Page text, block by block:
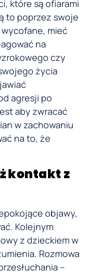
które są ofiarami
to poprzez swoje
mieć
na
czy
życia
agresji po
aby zwracać
w zachowaniu
na to, że
kontakt z
objawy,
Kolejnym
z dzieckiem w
Rozmowa
–